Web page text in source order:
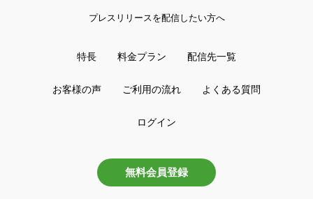
プレスリリースを配信したい方へ
特長 料金プラン 配信先一覧
お客様の声 ご利用の流れ よくある質問
ログイン
無料会員登録